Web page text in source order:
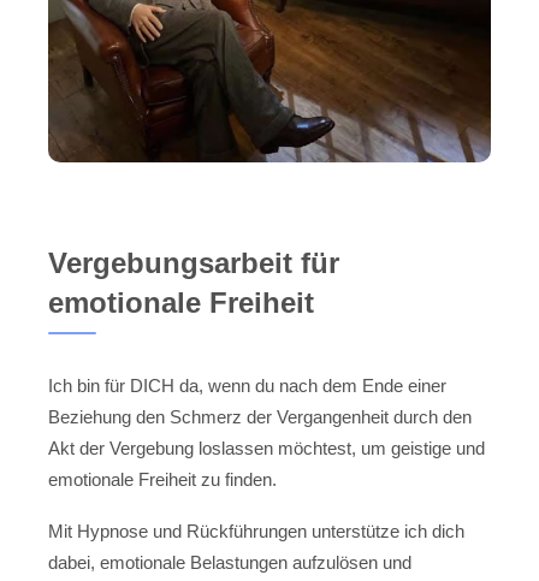
Vergebungsarbeit für
emotionale Freiheit
Ich bin für DICH da, wenn du nach dem Ende einer
Beziehung den Schmerz der Vergangenheit durch den
Akt der Vergebung loslassen möchtest, um geistige und
emotionale Freiheit zu finden.
Mit Hypnose und Rückführungen unterstütze ich dich
dabei, emotionale Belastungen aufzulösen und